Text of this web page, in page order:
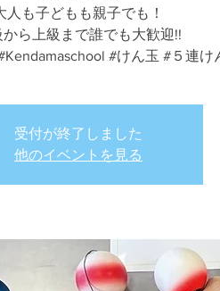
人も子どもも親子でも！
から上級まで誰でも大歓迎!!
受付が終了しました
他のイベントを見る